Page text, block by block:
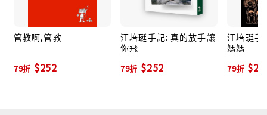
道理多說幾遍，教好孩子不難。
等孩子進入青少年，壞人的挑戰就愈來愈大了；
誰想看到心愛的人，用痛恨的眼光看著自己呢。
最後，當一個溫柔的壞人，執行規矩，卻不讓人痛恨，
就是我最大的挑戰。
管教啊,管教
79折 $252
汪培珽手記: 真的放手讓
你飛
79折 $252
汪培珽手
媽媽
79折